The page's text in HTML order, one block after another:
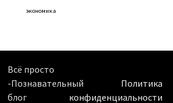
экономика
Всё просто
-Познавательный
блог
Политика
конфиденциальности